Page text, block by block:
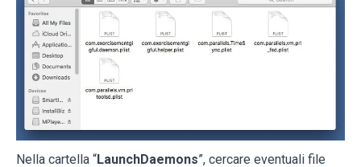
Nella cartella “LaunchDaemons”, cercare eventuali file